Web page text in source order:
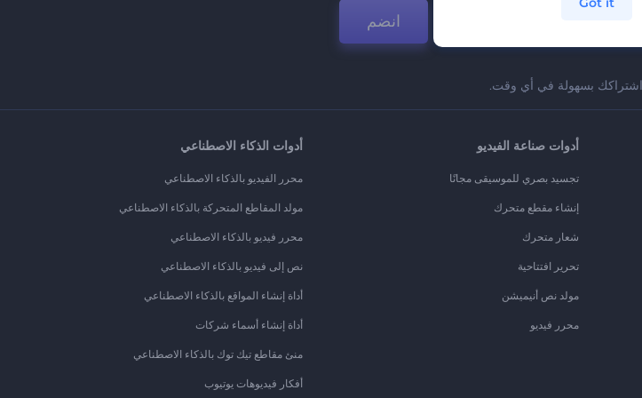
انضم
اشتراكك بسهولة في أي وقت.
أدوات صناعة الفيديو
تجسيد بصري للموسيقى مجانًا
إنشاء مقطع متحرك
شعار متحرك
تحرير افتتاحية
مولد نص أنيميشن
محرر فيديو
أدوات الذكاء الاصطناعي
محرر الفيديو بالذكاء الاصطناعي
مولد المقاطع المتحركة بالذكاء الاصطناعي
محرر فيديو بالذكاء الاصطناعي
نص إلى فيديو بالذكاء الاصطناعي
أداة إنشاء المواقع بالذكاء الاصطناعي
أداة إنشاء أسماء شركات
منئ مقاطع تيك توك بالذكاء الاصطناعي
أفكار فيديوهات يوتيوب